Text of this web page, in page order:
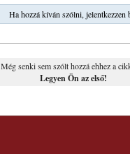
Ha hozzá kíván szólni, jelentkezzen
Még senki sem szólt hozzá ehhez a
Legyen Ön az első!